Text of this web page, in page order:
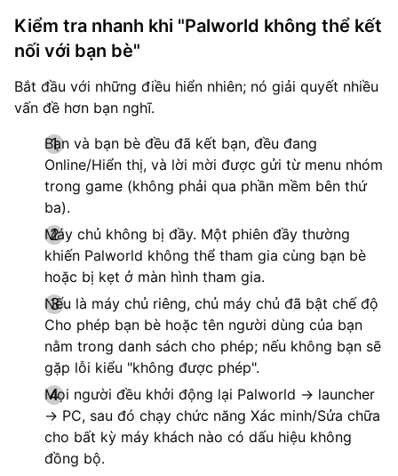
Kiểm tra nhanh khi "Palworld không thể kết
nối với bạn bè"
Bắt đầu với những điều hiển nhiên; nó giải quyết nhiều
vấn đề hơn bạn nghĩ.
Bạn và bạn bè đều đã kết bạn, đều đang
Online/Hiển thị, và lời mời được gửi từ menu nhóm
trong game (không phải qua phần mềm bên thứ
ba).
Máy chủ không bị đầy. Một phiên đầy thường
khiến Palworld không thể tham gia cùng bạn bè
hoặc bị kẹt ở màn hình tham gia.
Nếu là máy chủ riêng, chủ máy chủ đã bật chế độ
Cho phép bạn bè hoặc tên người dùng của bạn
nằm trong danh sách cho phép; nếu không bạn sẽ
gặp lỗi kiểu "không được phép".
Mọi người đều khởi động lại Palworld → launcher
→ PC, sau đó chạy chức năng Xác minh/Sửa chữa
cho bất kỳ máy khách nào có dấu hiệu không
đồng bộ.